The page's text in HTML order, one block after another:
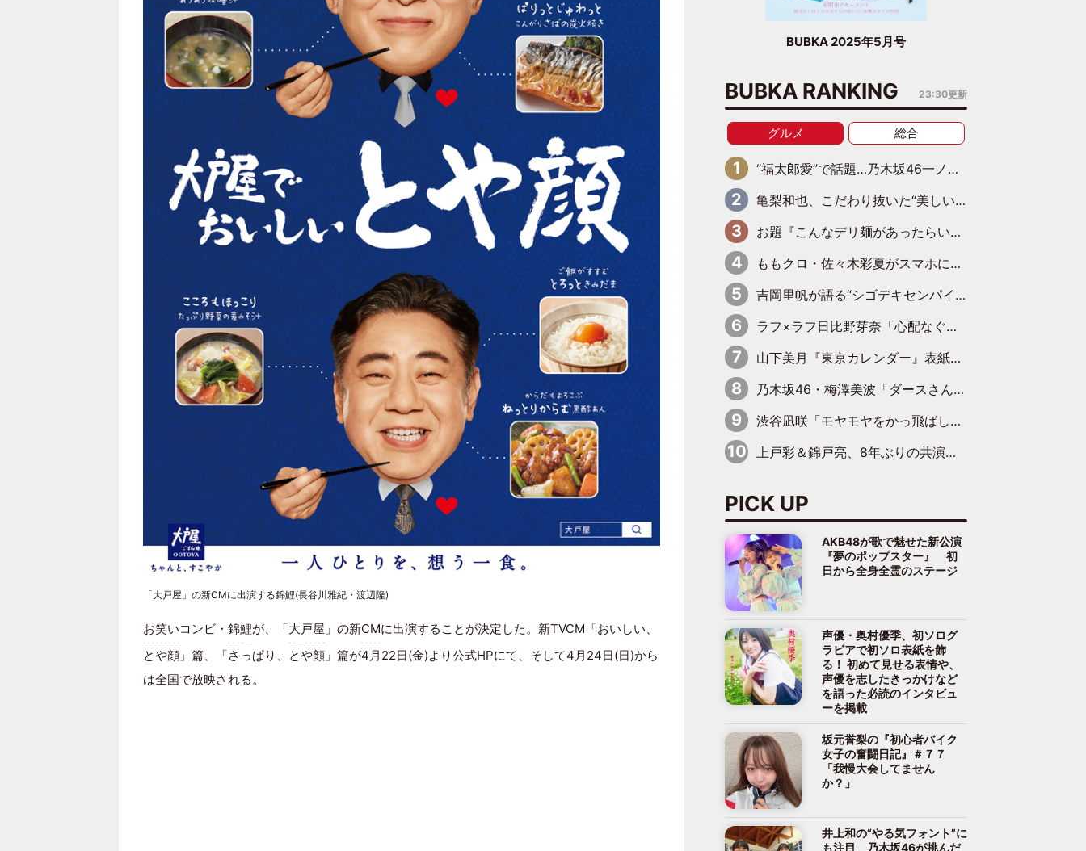
「大戸屋」の新CMに出演する錦鯉(長谷川雅紀・渡辺隆)
お笑いコンビ・ 錦鯉が、「大戸屋 」の新CMに出演することが決定した。新TVCM「おいしい、
とや顔」篇、「さっぱり、とや顔」篇が4月22日(金)より公式HPにて、そして4月24日(日)から
は全国で放映される。
BUBKA 2025年5月号
BUBKA RANKING 23:30更新
グルメ 総合
“福太郎愛”で話題…乃木坂46一ノ瀬美空、地元福岡『めんべい25周年トップサポーター』に就任
亀梨和也、こだわり抜いた“美しいビール”完成 ピンクゴールドの色味にも想いを込めて
お題『こんなデリ麺があったらいいな』、“大喜利アイドル”ラフ×ラフ日比野芽奈が出した回答は
ももクロ・佐々木彩夏がスマホにとらわれた食事事情を明かす「何するわけでもなく、なんか見ちゃう」
吉岡里帆が語る“シゴデキセンパイ”の素顔 現場ではカチッ、家ではふわふわ・もちもち
ラフ×ラフ日比野芽奈「心配なぐらい豚骨を感じていて…このまま握手会はちょっと厳しいかな」
山下美月『東京カレンダー』表紙を飾る！五百城茉央の朝食グラビアも
乃木坂46・梅澤美波「ダースさんのように長く愛されるグループでありたい」真夏の全国ツアーを終えてさらなる飛躍を誓う
渋谷凪咲「モヤモヤをかっ飛ばして」特殊能力を持つ“-196ウーマン”を熱演
上戸彩＆錦戸亮、8年ぶりの共演「別に変わんないよね」
PICK UP
AKB48が歌で魅せた新公演
『夢のポップスター』 初
日から全身全霊のステージ
声優・奥村優季、初ソログ
ラビアで初ソロ表紙を飾
る！ 初めて見せる表情や、
声優を志したきっかけなど
を語った必読のインタビュ
ーを掲載
坂元誉梨の『初心者バイク
女子の奮闘日記』＃７７
「我慢大会してません
か？」
井上和の“やる気フォント”に
も注目 乃木坂46が挑んだ